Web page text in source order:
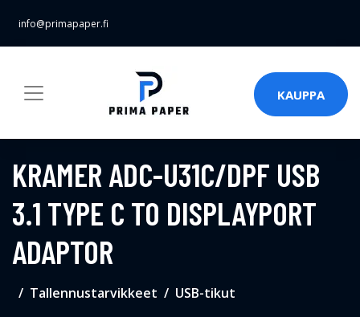
info@primapaper.fi
KAUPPA
KRAMER ADC-U31C/DPF USB
3.1 TYPE C TO DISPLAYPORT
ADAPTOR
Tallennustarvikkeet USB-tikut